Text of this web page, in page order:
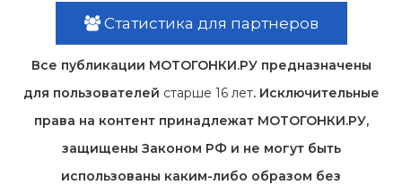
Статистика для партнеров
Все публикации МОТОГОНКИ.РУ предназначены
для пользователей старше 16 лет. Исключительные
права на контент принадлежат МОТОГОНКИ.РУ,
защищены Законом РФ и не могут быть
использованы каким-либо образом без